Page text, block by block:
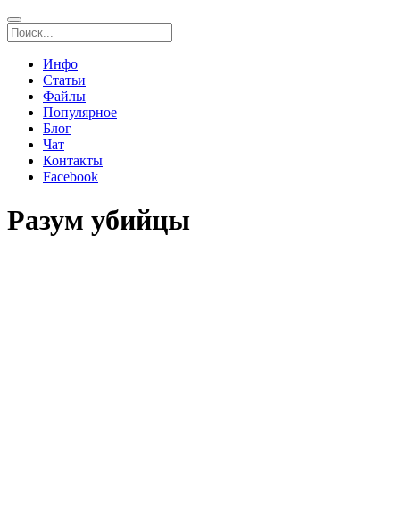
Инфо
Статьи
Файлы
Популярное
Блог
Чат
Контакты
Facebook
Разум убийцы